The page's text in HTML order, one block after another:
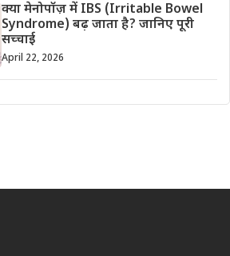
क्या मेनोपॉज़ में IBS (Irritable Bowel
Syndrome) बढ़ जाता है? जानिए पूरी
सच्चाई
April 22, 2026